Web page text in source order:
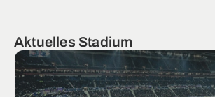
Aktuelles Stadium